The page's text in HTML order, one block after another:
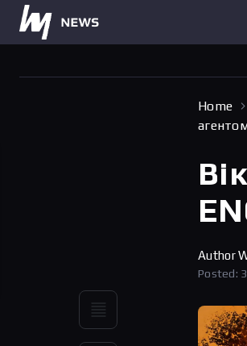
Home
Author
Posted: